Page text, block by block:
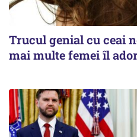
Trucul genial cu ceai
mai multe femei îl